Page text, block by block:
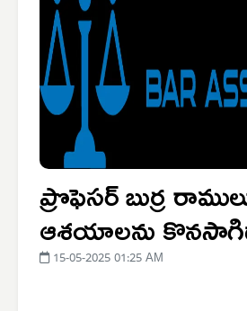
ప్రొఫెసర్ బుర్ర
ఆశయాలను
15-05-2025 01:25 AM